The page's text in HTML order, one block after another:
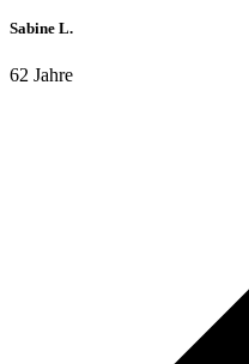
Sabine L.
62 Jahre